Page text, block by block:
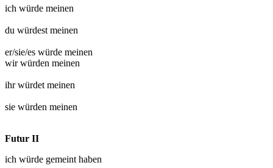
ich würde meinen
du würdestmeinen
er/sie/es würde meinen
wir würden meinen
ihr würdetmeinen
sie würden meinen
Futur II
ich würde gemeinthaben